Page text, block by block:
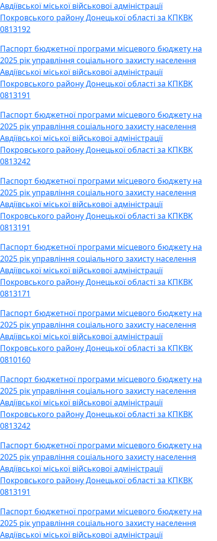
Авдіївської міської військової адміністрації
Покровського району Донецької області за КПКВК
0813192
Паспорт бюджетної програми місцевого бюджету на
2025 рік управління соціального захисту населення
Авдіївської міської військової адміністрації
Покровського району Донецької області за КПКВК
0813191
Паспорт бюджетної програми місцевого бюджету на
2025 рік управління соціального захисту населення
Авдіївської міської військової адміністрації
Покровського району Донецької області за КПКВК
0813242
Паспорт бюджетної програми місцевого бюджету на
2025 рік управління соціального захисту населення
Авдіївської міської військової адміністрації
Покровського району Донецької області за КПКВК
0813191
Паспорт бюджетної програми місцевого бюджету на
2025 рік управління соціального захисту населення
Авдіївської міської військової адміністрації
Покровського району Донецької області за КПКВК
0813171
Паспорт бюджетної програми місцевого бюджету на
2025 рік управління соціального захисту населення
Авдіївської міської військової адміністрації
Покровського району Донецької області за КПКВК
0810160
Паспорт бюджетної програми місцевого бюджету на
2025 рік управління соціального захисту населення
Авдіївської міської військової адміністрації
Покровського району Донецької області за КПКВК
0813242
Паспорт бюджетної програми місцевого бюджету на
2025 рік управління соціального захисту населення
Авдіївської міської військової адміністрації
Покровського району Донецької області за КПКВК
0813191
Паспорт бюджетної програми місцевого бюджету на
2025 рік управління соціального захисту населення
Авдіївської міської військової адміністрації